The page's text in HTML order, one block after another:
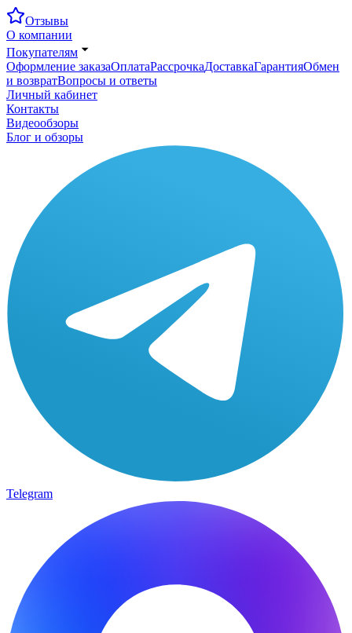
Отзывы
О компании
Покупателям
Оформление заказаОплатаРассрочкаДоставкаГарантияОбмен
и возвратВопросы и ответы
Личный кабинет
Контакты
Видеообзоры
Блог и обзоры
Telegram